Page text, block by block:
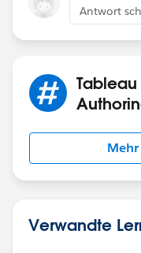
Antwort
Mehr
Verwandte